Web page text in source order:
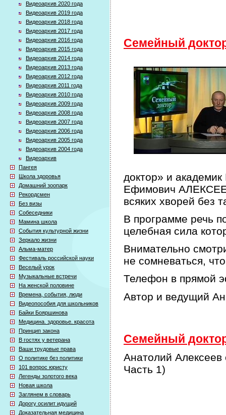
Видеоархив 2020 года
Видеоархив 2019 года
Видеоархив 2018 года
Видеоархив 2017 года
Видеоархив 2016 года
Видеоархив 2015 года
Видеоархив 2014 года
Видеоархив 2013 года
Видеоархив 2012 года
Видеоархив 2011 года
Видеоархив 2010 года
Видеоархив 2009 года
Видеоархив 2008 года
Видеоархив 2007 года
Видеоархив 2006 года
Видеоархив 2005 года
Видеоархив 2004 года
Видеоархив
Пангея
Школа здоровья
Домашний зоопарк
Рекордсмен
Без визы
Собеседники
Мамина школа
События культурной жизни
Зеркало жизни
Альма-матер
Фестиваль российской науки
Веселый урок
Музыкальные встречи
На женской половине
Времена, события, люди
Видеопособия для школьников
Байки Бояршинова
Медицина. здоровье. красота
Принцип закона
В гостях у ветерана
Ваши трудовые права
О политике без политики
101 вопрос юристу
Легенды золотого века
Новая школа
Заглянем в словарь
Дорогу осилит идущий
Доказательная медицина
Семейный
доктор» и
Ефимович
всяких хворей без
В программе речь
целебная сила
Внимательно
не сомневаться,
Телефон в прямой
Автор и ведущий
Семейный
Анатолий Алексеев
Часть 1)